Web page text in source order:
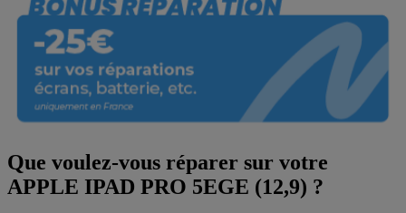
Que voulez-vous réparer sur votre
APPLE IPAD PRO 5EGE (12,9) ?